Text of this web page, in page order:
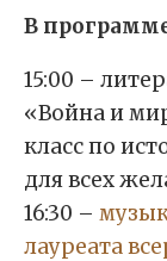
В
15:00 –
«Война и
класс по
для всех
16:30 –
лауреата